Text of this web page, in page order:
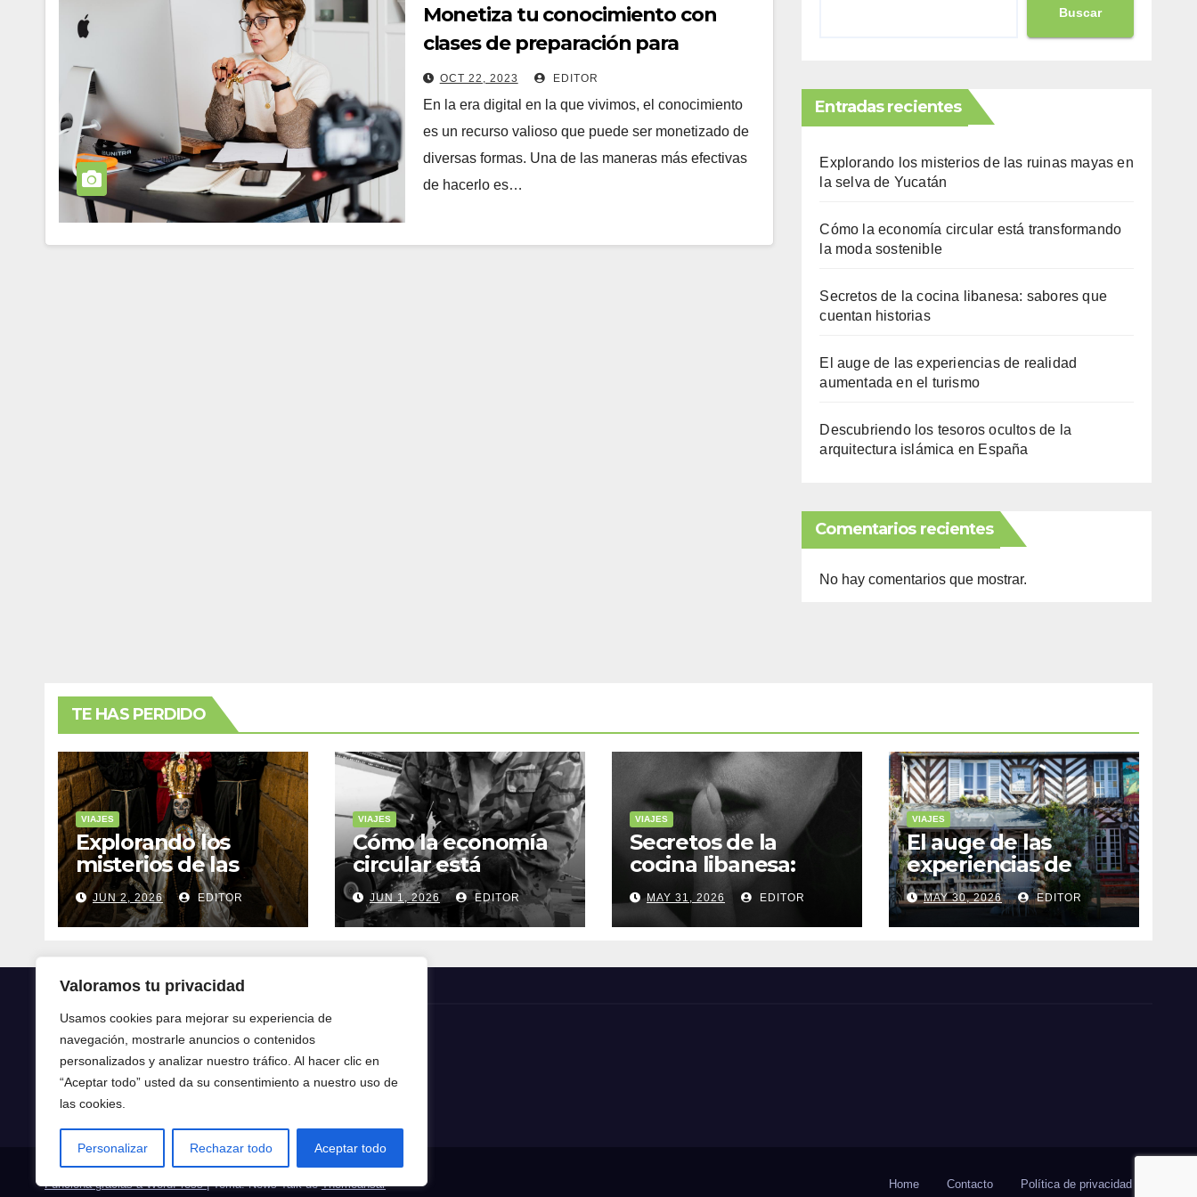
Valoramos tu privacidad
Usamos cookies para mejorar su experiencia de
navegación, mostrarle anuncios o contenidos
personalizados y analizar nuestro tráfico. Al hacer clic en
“Aceptar todo” usted da su consentimiento a nuestro uso de
las cookies.
Personalizar Rechazar todo Aceptar todo
Monetiza tu conocimiento con
clases de preparación para
exámenes
OCT 22, 2023 EDITOR
En la era digital en la que vivimos, el conocimiento
es un recurso valioso que puede ser monetizado de
diversas formas. Una de las maneras más efectivas
de hacerlo es…
Buscar
Entradas recientes
Explorando los misterios de las ruinas mayas en
la selva de Yucatán
Cómo la economía circular está transformando
la moda sostenible
Secretos de la cocina libanesa: sabores que
cuentan historias
El auge de las experiencias de realidad
aumentada en el turismo
Descubriendo los tesoros ocultos de la
arquitectura islámica en España
Comentarios recientes
No hay comentarios que mostrar.
TE HAS PERDIDO
VIAJES
Explorando los
misterios de las
ruinas mayas en la
selva de Yucatán
JUN 2, 2026 EDITOR
VIAJES
Cómo la economía
circular está
transformando la
moda sostenible
JUN 1, 2026 EDITOR
VIAJES
Secretos de la
cocina libanesa:
sabores que
cuentan historias
MAY 31, 2026 EDITOR
VIAJES
El auge de las
experiencias de
realidad aumentada
en el turismo
MAY 30, 2026 EDITOR
Crónica24
Crónica 24
Funciona gracias a WordPress|Tema: News Talk deThemeansar Home Contacto Política de privacidad